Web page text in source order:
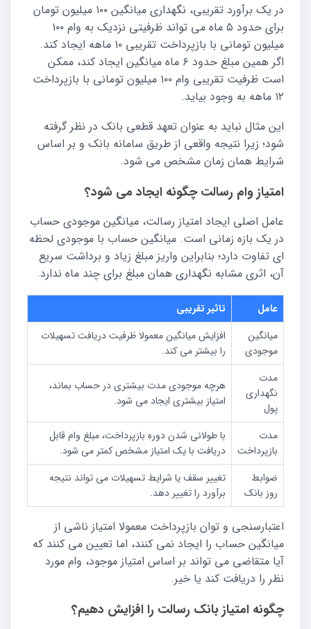
در یک برآورد تقریبی، نگهداری میانگین ۱۰۰ میلیون تومان
برای حدود ۵ ماه می تواند ظرفیتی نزدیک به وام ۱۰۰
میلیون تومانی با بازپرداخت تقریبی ۱۰ ماهه ایجاد کند.
اگر همین مبلغ حدود ۶ ماه میانگین ایجاد کند، ممکن
است ظرفیت تقریبی وام ۱۰۰ میلیون تومانی با بازپرداخت
۱۲ ماهه به وجود بیاید.
این مثال نباید به عنوان تعهد قطعی بانک در نظر گرفته
شود؛ زیرا نتیجه واقعی از طریق سامانه بانک و بر اساس
شرایط همان زمان مشخص می شود.
امتیاز وام رسالت چگونه ایجاد می شود؟
عامل اصلی ایجاد امتیاز رسالت، میانگین موجودی حساب
در یک بازه زمانی است. میانگین حساب با موجودی لحظه
ای تفاوت دارد؛ بنابراین واریز مبلغ زیاد و برداشت سریع
آن، اثری مشابه نگهداری همان مبلغ برای چند ماه ندارد.
عامل
تاثیر تقریبی
میانگین
موجودی
افزایش میانگین معمولا ظرفیت دریافت تسهیلات
را بیشتر می کند.
مدت
نگهداری
پول
هرچه موجودی مدت بیشتری در حساب بماند،
امتیاز بیشتری ایجاد می شود.
مدت
بازپرداخت
با طولانی شدن دوره بازپرداخت، مبلغ وام قابل
دریافت با یک امتیاز مشخص کمتر می شود.
ضوابط
روز بانک
تغییر سقف یا شرایط تسهیلات می تواند نتیجه
برآورد را تغییر دهد.
اعتبارسنجی و توان بازپرداخت معمولا امتیاز ناشی از
میانگین حساب را ایجاد نمی کنند، اما تعیین می کنند که
آیا متقاضی می تواند بر اساس امتیاز موجود، وام مورد
نظر را دریافت کند یا خیر.
چگونه امتیاز بانک رسالت را افزایش دهیم؟